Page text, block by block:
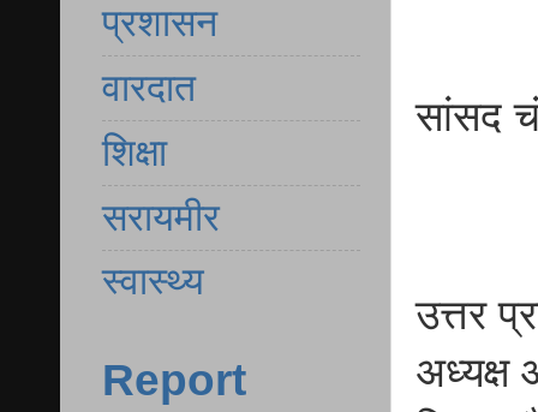
सांसद
उत्तर
अध्यक्ष
प्रशासन
वारदात
शिक्षा
सरायमीर
स्वास्थ्य
Report